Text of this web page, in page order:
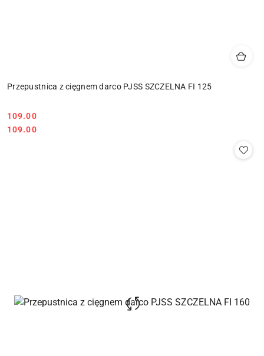
Przepustnica z cięgnem darco PJSS SZCZELNA FI 125
Cena:
109.00
Cena:
109.00